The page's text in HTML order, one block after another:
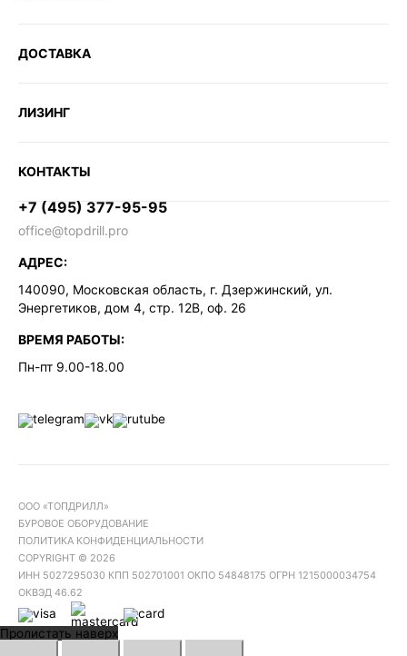
ДОСТАВКА
ЛИЗИНГ
КОНТАКТЫ
+7 (495) 377-95-95
office@topdrill.pro
АДРЕС:
140090, Московская область, г. Дзержинский, ул.
Энергетиков, дом 4, стр. 12В, оф. 26
ВРЕМЯ РАБОТЫ:
Пн-пт 9.00-18.00
ООО «ТОПДРИЛЛ»
БУРОВОЕ ОБОРУДОВАНИЕ
ПОЛИТИКА КОНФИДЕНЦИАЛЬНОСТИ
COPYRIGHT © 2026
ИНН 5027295030 КПП 502701001 ОКПО 54848175 ОГРН 1215000034754
ОКВЭД 46.62
Пролистать наверх